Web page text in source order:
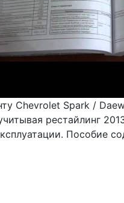
Chevrolet Spark /
рестайлинг
Пособие